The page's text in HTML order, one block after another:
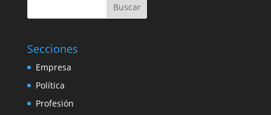
Buscar
Secciones
Empresa
Política
Profesión